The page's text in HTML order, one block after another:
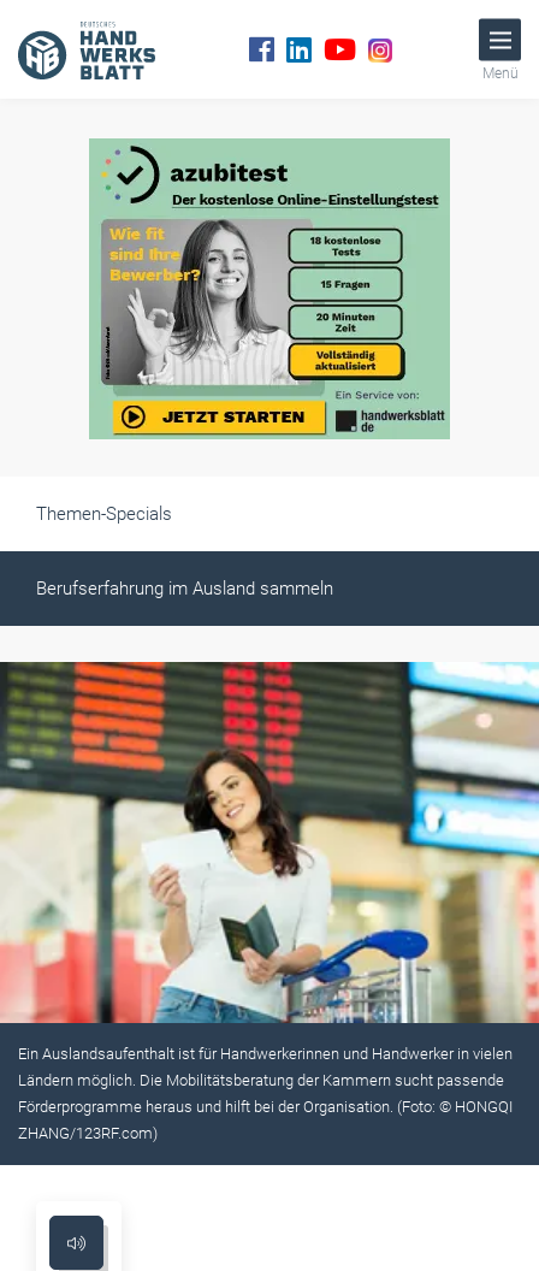
Menü
Themen-Specials
Berufserfahrung im Ausland sammeln
Ein Auslandsaufenthalt ist für Handwerkerinnen und Handwerker in vielen
Ländern möglich. Die Mobilitätsberatung der Kammern sucht passende
Förderprogramme heraus und hilft bei der Organisation. (Foto: © HONGQI
ZHANG/123RF.com)